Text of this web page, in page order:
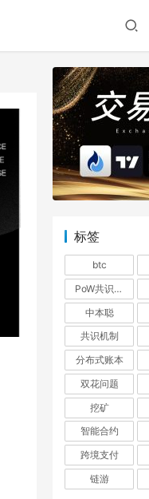
标签
btc
PoW共识机制
中本聪
共识机制
分布式账本
双花问题
挖矿
智能合约
跨境支付
链游